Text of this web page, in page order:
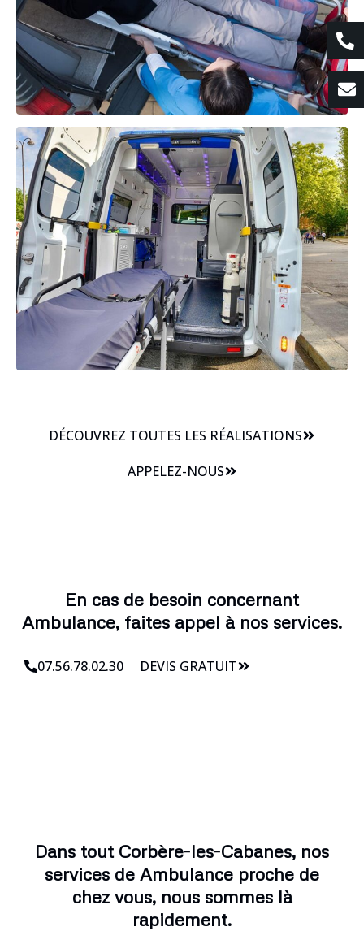
DÉCOUVREZ TOUTES LES RÉALISATIONS
APPELEZ-NOUS
En cas de besoin concernant
Ambulance, faites appel à nos services.
07.56.78.02.30 DEVIS GRATUIT
Dans tout Corbère-les-Cabanes, nos
services de Ambulance proche de
chez vous, nous sommes là
rapidement.